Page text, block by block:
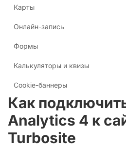
Карты
Онлайн-запись
Формы
Калькуляторы и квизы
Cookie-баннеры
Как
Analytics 4 к
Turbosite